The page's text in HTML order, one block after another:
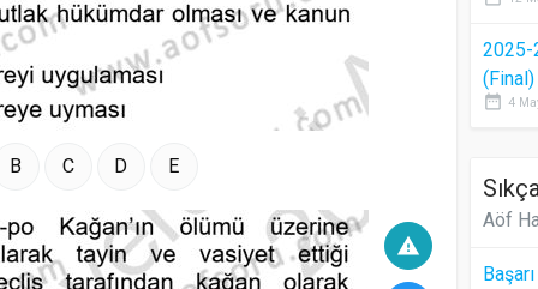
B C D E
warning
2025-
(Final)
date_range 4
Aöf